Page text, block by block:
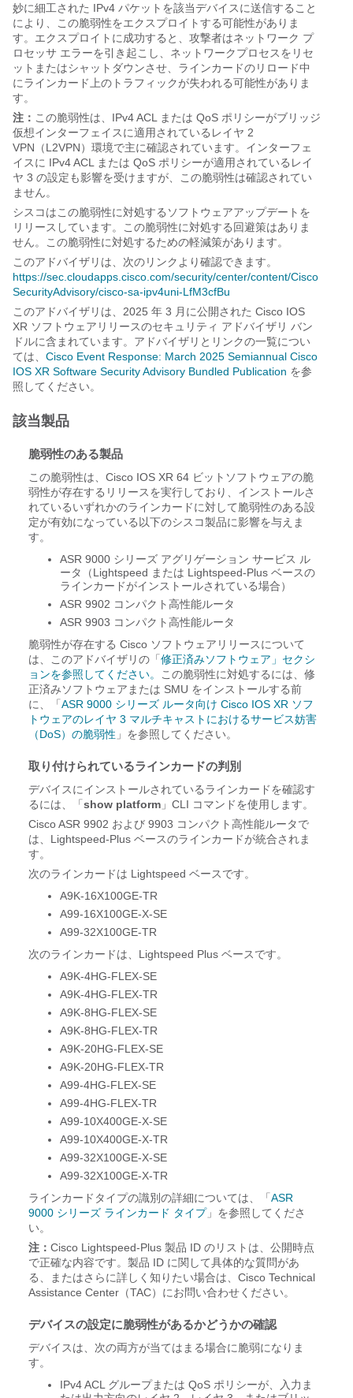
妙に細工された IPv4 パケットを該当デバイスに送信すること
により、この脆弱性をエクスプロイトする可能性がありま
す。エクスプロイトに成功すると、攻撃者はネットワーク プ
ロセッサ エラーを引き起こし、ネットワークプロセスをリセ
ットまたはシャットダウンさせ、ラインカードのリロード中
にラインカード上のトラフィックが失われる可能性がありま
す。
注： この脆弱性は、IPv4 ACL または QoS ポリシーがブリッジ
仮想インターフェイスに適用されているレイヤ 2
VPN（L2VPN）環境で主に確認されています。インターフェ
イスに IPv4 ACL または QoS ポリシーが適用されているレイ
ヤ 3 の設定も影響を受けますが、この脆弱性は確認されてい
ません。
シスコはこの脆弱性に対処するソフトウェアアップデートを
リリースしています。この脆弱性に対処する回避策はありま
せん。この脆弱性に対処するための軽減策があります。
このアドバイザリは、次のリンクより確認できます。
https://sec.cloudapps.cisco.com/security/center/content/Cisco
SecurityAdvisory/cisco-sa-ipv4uni-LfM3cfBu
このアドバイザリは、2025 年 3 月に公開された Cisco IOS
XR ソフトウェアリリースのセキュリティ アドバイザリ バン
ドルに含まれています。アドバイザリとリンクの一覧につい
ては、 Cisco Event Response: March 2025 Semiannual Cisco
IOS XR Software Security Advisory Bundled Publication を参
照してください。
該当製品
脆弱性のある製品
この脆弱性は、Cisco IOS XR 64 ビットソフトウェアの脆
弱性が存在するリリースを実行しており、インストールさ
れているいずれかのラインカードに対して脆弱性のある設
定が有効になっている以下のシスコ製品に影響を与えま
す。
ASR 9000 シリーズ アグリゲーション サービス ル
ータ（Lightspeed または Lightspeed-Plus ベースの
ラインカードがインストールされている場合）
ASR 9902 コンパクト高性能ルータ
ASR 9903 コンパクト高性能ルータ
脆弱性が存在する Cisco ソフトウェアリリースについて
は、このアドバイザリの「 修正済みソフトウェア」セクシ
ョンを参照してください。
この脆弱性に対処するには、修
正済みソフトウェアまたは SMU をインストールする前
に、「 ASR 9000 シリーズ ルータ向け Cisco IOS XR ソフ
トウェアのレイヤ 3 マルチキャストにおけるサービス妨害
（DoS）の脆弱性 」を参照してください。
取り付けられているラインカードの判別
デバイスにインストールされているラインカードを確認す
るには、「 show platform 」CLI コマンドを使用します。
Cisco ASR 9902 および 9903 コンパクト高性能ルータで
は、Lightspeed-Plus ベースのラインカードが統合されま
す。
次のラインカードは Lightspeed ベースです。
A9K-16X100GE-TR
A99-16X100GE-X-SE
A99-32X100GE-TR
次のラインカードは、Lightspeed Plus ベースです。
A9K-4HG-FLEX-SE
A9K-4HG-FLEX-TR
A9K-8HG-FLEX-SE
A9K-8HG-FLEX-TR
A9K-20HG-FLEX-SE
A9K-20HG-FLEX-TR
A99-4HG-FLEX-SE
A99-4HG-FLEX-TR
A99-10X400GE-X-SE
A99-10X400GE-X-TR
A99-32X100GE-X-SE
A99-32X100GE-X-TR
ラインカードタイプの識別の詳細については、「 ASR
9000 シリーズ ラインカード タイプ」を参照してくださ
い。
注： Cisco Lightspeed-Plus 製品 ID のリストは、公開時点
で正確な内容です。製品 ID に関して具体的な質問があ
る、またはさらに詳しく知りたい場合は、Cisco Technical
Assistance Center（TAC）にお問い合わせください。
デバイスの設定に脆弱性があるかどうかの確認
デバイスは、次の両方が当てはまる場合に脆弱になりま
す。
IPv4 ACL グループまたは QoS ポリシーが、入力ま